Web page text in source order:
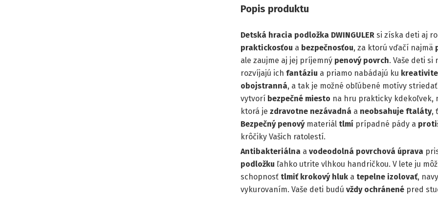
Popis produktu
Detská hracia podložka DWINGULER si získa deti aj
praktickosťou a bezpečnosťou, za ktorú vďačí najmä
ale zaujme aj jej príjemný penový povrch. Vaše deti
rozvíjajú ich fantáziu a priamo nabádajú ku kreativite
obojstranná, a tak je možné obľúbené motívy
vytvorí bezpečné miesto na hru prakticky kdekoľvek,
ktorá je zdravotne nezávadná a neobsahuje ftaláty,
Bezpečný penovýmateriál tlmí prípadné pády a
krôčiky Vašich ratolestí.
Antibakteriálna a vodeodolná povrchová úprava
podložku ľahko utrite vlhkou handričkou. V lete ju
schopnosť tlmiť krokový hluk a tepelne izolovať,
vykurovaním. Vaše deti budú vždy ochránené pred